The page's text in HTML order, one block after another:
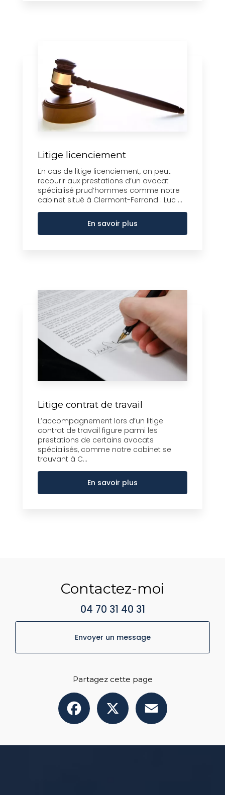
Litige licenciement
En cas de litige licenciement, on peut
recourir aux prestations d’un avocat
spécialisé prud’hommes comme notre
cabinet situé à Clermont-Ferrand : Luc ...
En savoir plus
Litige contrat de travail
L’accompagnement lors d’un litige
contrat de travail figure parmi les
prestations de certains avocats
spécialisés, comme notre cabinet se
trouvant à C...
En savoir plus
Contactez-moi
04 70 31 40 31
Envoyer un message
Partagez cette page
Facebook